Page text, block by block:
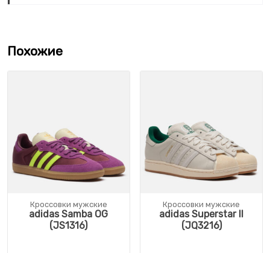
Похожие
Кроссовки мужские
adidas Samba OG
(JS1316)
Кроссовки мужские
adidas Superstar II
(JQ3216)